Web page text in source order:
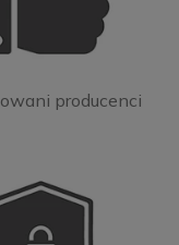
producenci